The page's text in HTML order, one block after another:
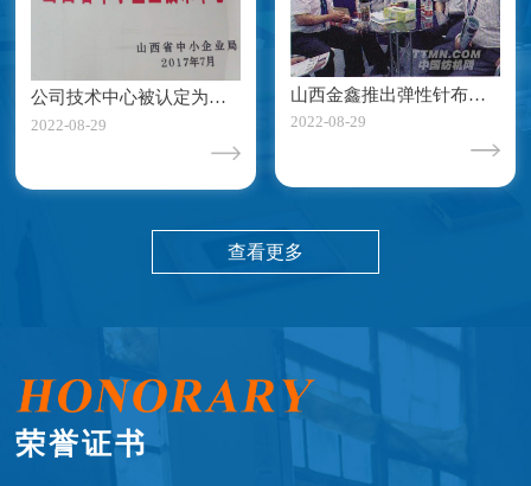
公司技术中心被认定为山西省中小企业技术中心
2022-08-29
山西金鑫推出弹性针布用底布
2022-08-29
查看更多
荣誉证书